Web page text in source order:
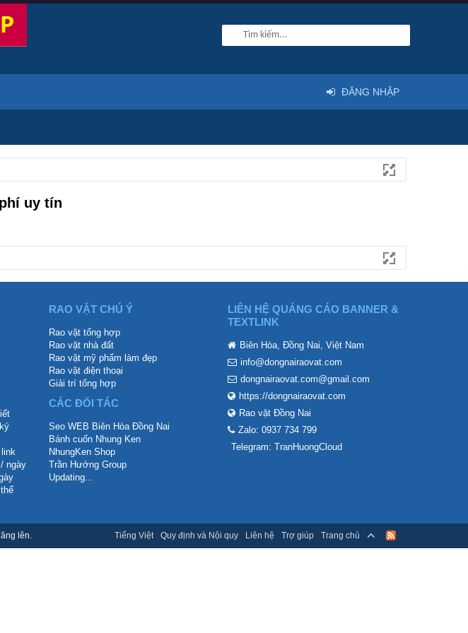
uy tín
ĐĂNG NHẬP
ngày
RAO VẶT CHÚ Ý
Rao vặt tổng hợp
Rao vặt nhà đất
Rao vặt mỹ phẩm làm đẹp
Rao vặt điện thoại
Giải trí tổng hợp
CÁC ĐỐI TÁC
Seo WEB Biên Hòa Đồng Nai
Bánh cuốn Nhung Ken
NhungKen Shop
Trần Hướng Group
Updating...
LIÊN HỆ QUẢNG CÁO BANNER &
TEXTLINK
Biên Hòa, Đồng Nai, Việt Nam
info@dongnairaovat.com
dongnairaovat.com@gmail.com
https://dongnairaovat.com
Rao vặt Đồng Nai
Zalo: 0937 734 799
Telegram: TranHuongCloud
lên. Tiếng Việt Quy định và Nội quy Liên hệ Trợ giúp Trang chủ